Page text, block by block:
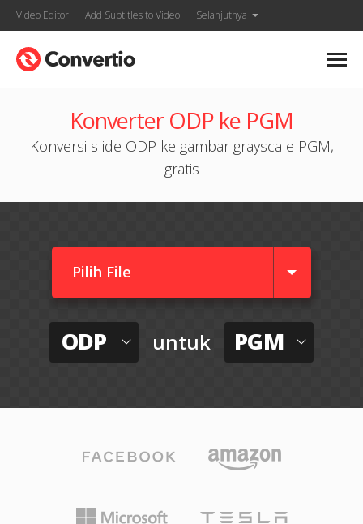
Video Editor Add Subtitles to Video Selanjutnya
Konverter ODP ke PGM
Konversi slide ODP ke gambar grayscale PGM,
gratis
Pilih File
ODP untuk PGM